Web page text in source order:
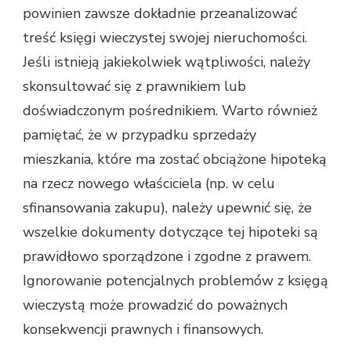
powinien zawsze dokładnie przeanalizować
treść księgi wieczystej swojej nieruchomości.
Jeśli istnieją jakiekolwiek wątpliwości, należy
skonsultować się z prawnikiem lub
doświadczonym pośrednikiem. Warto również
pamiętać, że w przypadku sprzedaży
mieszkania, które ma zostać obciążone hipoteką
na rzecz nowego właściciela (np. w celu
sfinansowania zakupu), należy upewnić się, że
wszelkie dokumenty dotyczące tej hipoteki są
prawidłowo sporządzone i zgodne z prawem.
Ignorowanie potencjalnych problemów z księgą
wieczystą może prowadzić do poważnych
konsekwencji prawnych i finansowych.